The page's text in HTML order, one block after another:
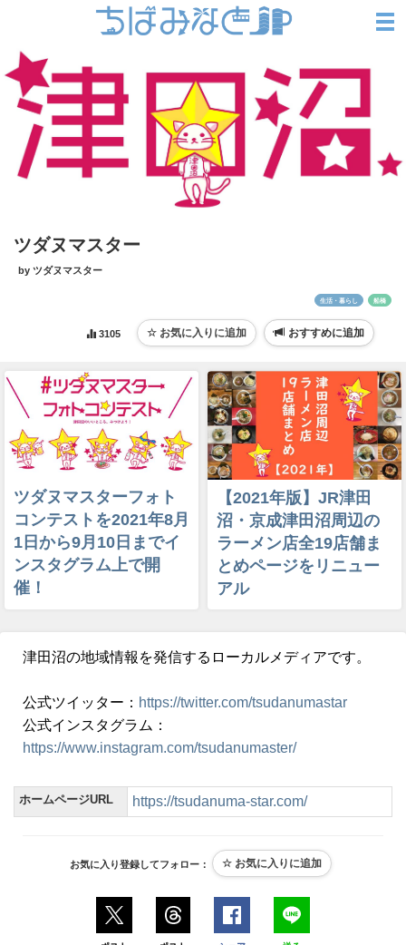
ツダヌマスター
by ツダヌマスター
生活・暮らし 船橋
3105 おすすめに追加
ツダヌマスターフォト
コンテストを2021年8月
1日から9月10日までイ
ンスタグラム上で開
催！
【2021年版】JR津田
沼・京成津田沼周辺の
ラーメン店全19店舗ま
とめページをリニュー
アル
津田沼の地域情報を発信するローカルメディアです。
公式ツイッター： https://twitter.com/tsudanumastar
公式インスタグラム：
https://www.instagram.com/tsudanumaster/
ホームページURL https://tsudanuma-star.com/
お気に入り登録してフォロー：